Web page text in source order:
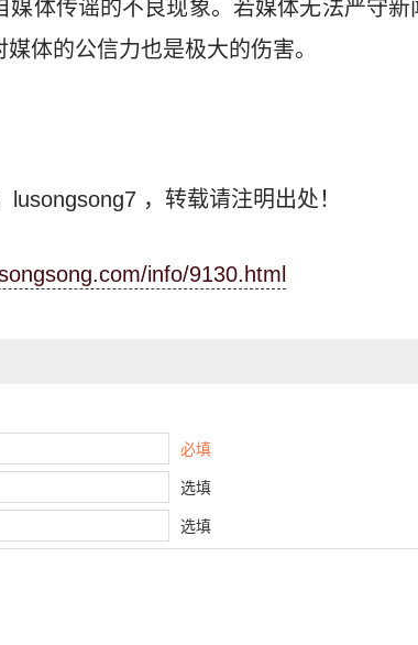
体传谣的不良现象。若媒体无法严守
体的公信力也是极大的伤害。
lusongsong7 ，转载请注明出处！
info/9130.html
必填
选填
选填